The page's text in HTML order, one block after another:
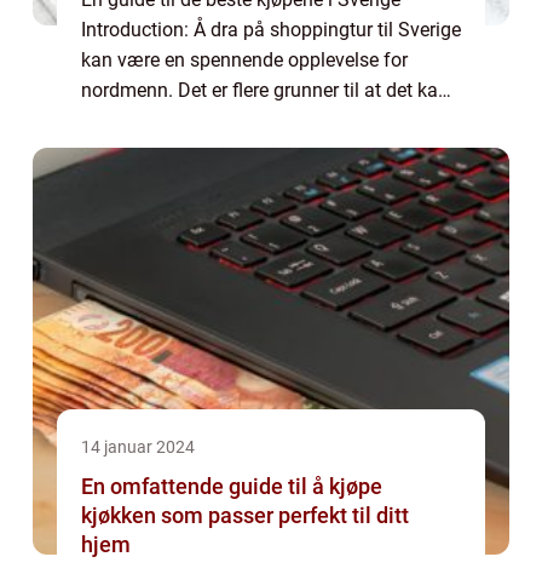
Introduction: Å dra på shoppingtur til Sverige
kan være en spennende opplevelse for
nordmenn. Det er flere grunner til at det kan
naboland. I denne artikkelen gir vi de...
14 januar 2024
En omfattende guide til å kjøpe
kjøkken som passer perfekt til ditt
hjem